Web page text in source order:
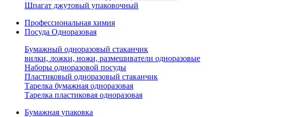
Шпагат джутовый упаковочный
Профессиональная химия
Посуда Одноразовая
Бумажный одноразовый стаканчик
вилки, ложки, ножи, размешиватели одноразовые
Наборы одноразовой посуды
Пластиковый одноразовый стаканчик
Тарелка бумажная одноразовая
Тарелка пластиковая одноразовая
Бумажная упаковка